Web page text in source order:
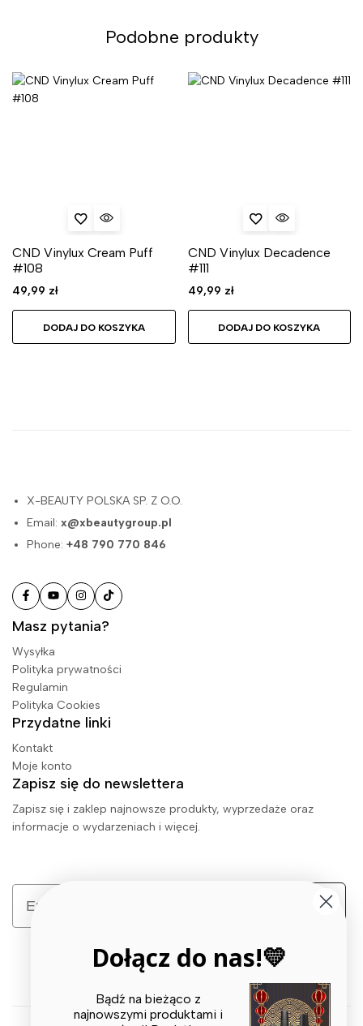
Podobne produkty
CND Vinylux Cream Puff
#108
49,99 zł
DODAJ DO KOSZYKA
CND Vinylux Decadence
#111
49,99 zł
DODAJ DO KOSZYKA
X-BEAUTY POLSKA SP. Z O.O.
Email:x@xbeautygroup.pl
Phone:+48 790 770 846
Masz pytania?
Wysyłka
Polityka prywatności
Regulamin
Polityka Cookies
Przydatne linki
Kontakt
Moje konto
Zapisz się do newslettera
Zapisz się i zaklep najnowsze produkty, wyprzedaże oraz
informacje o wydarzeniach i więcej.
Email
Zapisz się
Dołącz do nas!💛
Bądź na bieżąco z
najnowszymi produktami i